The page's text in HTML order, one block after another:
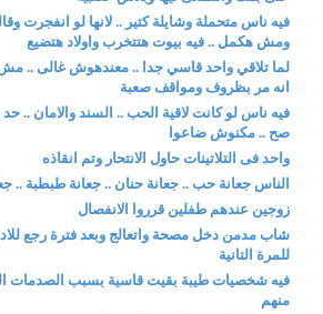
فيه ناس متحملة وشايلة كتير .. لانها لو انفجرت
ومش هكمل .. فيه بيوت هتتخرب واولاد هتضيع
لما تلاقي واحد قاسي جدا .. معندهوش غالى ..
انه مر بظروف ومواقف صعبة
فيه ناس لو كانت لاقية الحب .. السند والامان ..
صح .. مكنوش ضاعوا
واحد فى التلاتينات حاول الانتحار وتم انقاذه
الناس جعانة حب .. جعانة حنان .. جعانة طبطبة ..
زوجين عندهم طفلين قرروا الانفصال
شاب مدمن دخل مصحة واتعالج وبعد فترة رجع
للمرة التانية
فيه شخصيات طيبة بقيت قاسية بسبب الصدمات
منهم